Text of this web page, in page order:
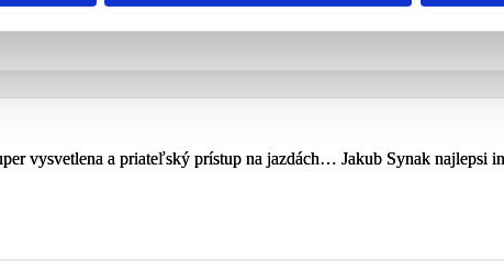
vysvetlena a priateľský prístup na jazdách… Jakub Synak najlepsi